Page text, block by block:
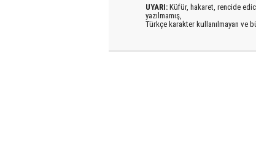
UYARI: Küfür, hakaret, rencide
yazılmamış,
Türkçe karakter kullanılmayan ve